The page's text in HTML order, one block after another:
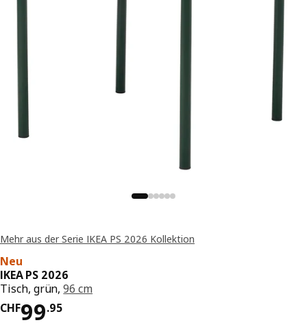
Mehr aus der Serie IKEA PS 2026 Kollektion
Neu
IKEA PS 2026
Tisch, grün,96 cm
CHF99.95
Preis CHF 99.95